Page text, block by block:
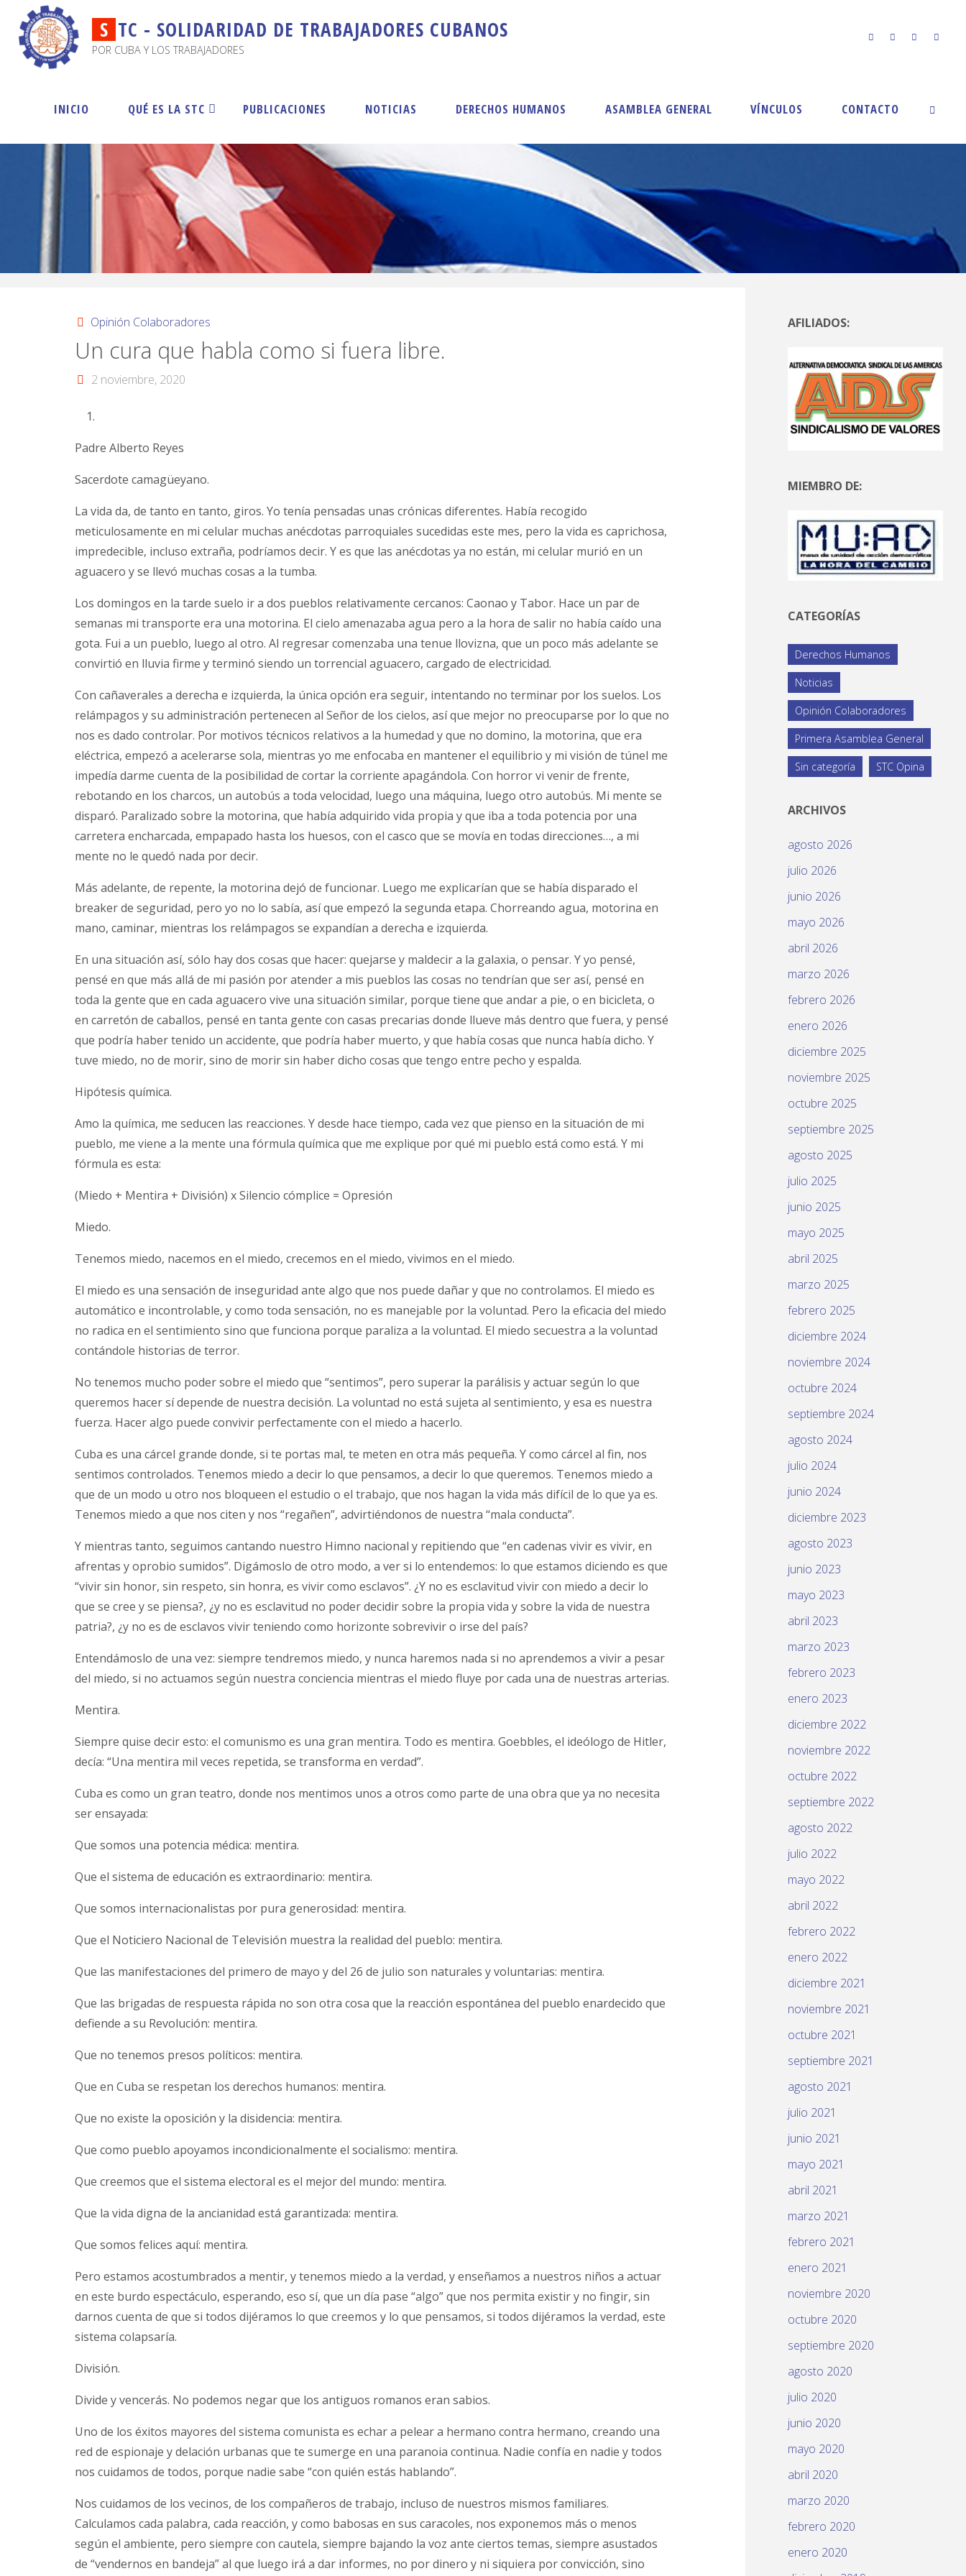
S TC - SOLIDARIDAD DE TRABAJADORES CUBANOS
POR CUBA Y LOS TRABAJADORES
INICIO QUÉ ES LA STC PUBLICACIONES NOTICIAS DERECHOS HUMANOS ASAMBLEA GENERAL VÍNCULOS CONTACTO
Opinión Colaboradores
Un cura que habla como si fuera libre.
2 noviembre, 2020
Padre Alberto Reyes
Sacerdote camagüeyano.
La vida da, de tanto en tanto, giros. Yo tenía pensadas unas crónicas diferentes. Había recogido
meticulosamente en mi celular muchas anécdotas parroquiales sucedidas este mes, pero la vida es caprichosa,
impredecible, incluso extraña, podríamos decir. Y es que las anécdotas ya no están, mi celular murió en un
aguacero y se llevó muchas cosas a la tumba.
Los domingos en la tarde suelo ir a dos pueblos relativamente cercanos: Caonao y Tabor. Hace un par de
semanas mi transporte era una motorina. El cielo amenazaba agua pero a la hora de salir no había caído una
gota. Fui a un pueblo, luego al otro. Al regresar comenzaba una tenue llovizna, que un poco más adelante se
convirtió en lluvia firme y terminó siendo un torrencial aguacero, cargado de electricidad.
Con cañaverales a derecha e izquierda, la única opción era seguir, intentando no terminar por los suelos. Los
relámpagos y su administración pertenecen al Señor de los cielos, así que mejor no preocuparse por lo que no
nos es dado controlar. Por motivos técnicos relativos a la humedad y que no domino, la motorina, que era
eléctrica, empezó a acelerarse sola, mientras yo me enfocaba en mantener el equilibrio y mi visión de túnel me
impedía darme cuenta de la posibilidad de cortar la corriente apagándola. Con horror vi venir de frente,
rebotando en los charcos, un autobús a toda velocidad, luego una máquina, luego otro autobús. Mi mente se
disparó. Paralizado sobre la motorina, que había adquirido vida propia y que iba a toda potencia por una
carretera encharcada, empapado hasta los huesos, con el casco que se movía en todas direcciones…, a mi
mente no le quedó nada por decir.
Más adelante, de repente, la motorina dejó de funcionar. Luego me explicarían que se había disparado el
breaker de seguridad, pero yo no lo sabía, así que empezó la segunda etapa. Chorreando agua, motorina en
mano, caminar, mientras los relámpagos se expandían a derecha e izquierda.
En una situación así, sólo hay dos cosas que hacer: quejarse y maldecir a la galaxia, o pensar. Y yo pensé,
pensé en que más allá de mi pasión por atender a mis pueblos las cosas no tendrían que ser así, pensé en
toda la gente que en cada aguacero vive una situación similar, porque tiene que andar a pie, o en bicicleta, o
en carretón de caballos, pensé en tanta gente con casas precarias donde llueve más dentro que fuera, y pensé
que podría haber tenido un accidente, que podría haber muerto, y que había cosas que nunca había dicho. Y
tuve miedo, no de morir, sino de morir sin haber dicho cosas que tengo entre pecho y espalda.
Hipótesis química.
Amo la química, me seducen las reacciones. Y desde hace tiempo, cada vez que pienso en la situación de mi
pueblo, me viene a la mente una fórmula química que me explique por qué mi pueblo está como está. Y mi
fórmula es esta:
(Miedo + Mentira + División) x Silencio cómplice = Opresión
Miedo.
Tenemos miedo, nacemos en el miedo, crecemos en el miedo, vivimos en el miedo.
El miedo es una sensación de inseguridad ante algo que nos puede dañar y que no controlamos. El miedo es
automático e incontrolable, y como toda sensación, no es manejable por la voluntad. Pero la eficacia del miedo
no radica en el sentimiento sino que funciona porque paraliza a la voluntad. El miedo secuestra a la voluntad
contándole historias de terror.
No tenemos mucho poder sobre el miedo que “sentimos”, pero superar la parálisis y actuar según lo que
queremos hacer sí depende de nuestra decisión. La voluntad no está sujeta al sentimiento, y esa es nuestra
fuerza. Hacer algo puede convivir perfectamente con el miedo a hacerlo.
Cuba es una cárcel grande donde, si te portas mal, te meten en otra más pequeña. Y como cárcel al fin, nos
sentimos controlados. Tenemos miedo a decir lo que pensamos, a decir lo que queremos. Tenemos miedo a
que de un modo u otro nos bloqueen el estudio o el trabajo, que nos hagan la vida más difícil de lo que ya es.
Tenemos miedo a que nos citen y nos “regañen”, advirtiéndonos de nuestra “mala conducta”.
Y mientras tanto, seguimos cantando nuestro Himno nacional y repitiendo que “en cadenas vivir es vivir, en
afrentas y oprobio sumidos”. Digámoslo de otro modo, a ver si lo entendemos: lo que estamos diciendo es que
“vivir sin honor, sin respeto, sin honra, es vivir como esclavos”. ¿Y no es esclavitud vivir con miedo a decir lo
que se cree y se piensa?, ¿y no es esclavitud no poder decidir sobre la propia vida y sobre la vida de nuestra
patria?, ¿y no es de esclavos vivir teniendo como horizonte sobrevivir o irse del país?
Entendámoslo de una vez: siempre tendremos miedo, y nunca haremos nada si no aprendemos a vivir a pesar
del miedo, si no actuamos según nuestra conciencia mientras el miedo fluye por cada una de nuestras arterias.
Mentira.
Siempre quise decir esto: el comunismo es una gran mentira. Todo es mentira. Goebbles, el ideólogo de Hitler,
decía: “Una mentira mil veces repetida, se transforma en verdad”.
Cuba es como un gran teatro, donde nos mentimos unos a otros como parte de una obra que ya no necesita
ser ensayada:
Que somos una potencia médica: mentira.
Que el sistema de educación es extraordinario: mentira.
Que somos internacionalistas por pura generosidad: mentira.
Que el Noticiero Nacional de Televisión muestra la realidad del pueblo: mentira.
Que las manifestaciones del primero de mayo y del 26 de julio son naturales y voluntarias: mentira.
Que las brigadas de respuesta rápida no son otra cosa que la reacción espontánea del pueblo enardecido que
defiende a su Revolución: mentira.
Que no tenemos presos políticos: mentira.
Que en Cuba se respetan los derechos humanos: mentira.
Que no existe la oposición y la disidencia: mentira.
Que como pueblo apoyamos incondicionalmente el socialismo: mentira.
Que creemos que el sistema electoral es el mejor del mundo: mentira.
Que la vida digna de la ancianidad está garantizada: mentira.
Que somos felices aquí: mentira.
Pero estamos acostumbrados a mentir, y tenemos miedo a la verdad, y enseñamos a nuestros niños a actuar
en este burdo espectáculo, esperando, eso sí, que un día pase “algo” que nos permita existir y no fingir, sin
darnos cuenta de que si todos dijéramos lo que creemos y lo que pensamos, si todos dijéramos la verdad, este
sistema colapsaría.
División.
Divide y vencerás. No podemos negar que los antiguos romanos eran sabios.
Uno de los éxitos mayores del sistema comunista es echar a pelear a hermano contra hermano, creando una
red de espionaje y delación urbanas que te sumerge en una paranoia continua. Nadie confía en nadie y todos
nos cuidamos de todos, porque nadie sabe “con quién estás hablando”.
Nos cuidamos de los vecinos, de los compañeros de trabajo, incluso de nuestros mismos familiares.
Calculamos cada palabra, cada reacción, y como babosas en sus caracoles, nos exponemos más o menos
según el ambiente, pero siempre con cautela, siempre bajando la voz ante ciertos temas, siempre asustados
de “vendernos en bandeja” al que luego irá a dar informes, no por dinero y ni siquiera por convicción, sino
AFILIADOS:
MIEMBRO DE:
CATEGORÍAS
Derechos Humanos
Noticias
Opinión Colaboradores
Primera Asamblea General
Sin categoría STC Opina
ARCHIVOS
agosto 2026
julio 2026
junio 2026
mayo 2026
abril 2026
marzo 2026
febrero 2026
enero 2026
diciembre 2025
noviembre 2025
octubre 2025
septiembre 2025
agosto 2025
julio 2025
junio 2025
mayo 2025
abril 2025
marzo 2025
febrero 2025
diciembre 2024
noviembre 2024
octubre 2024
septiembre 2024
agosto 2024
julio 2024
junio 2024
diciembre 2023
agosto 2023
junio 2023
mayo 2023
abril 2023
marzo 2023
febrero 2023
enero 2023
diciembre 2022
noviembre 2022
octubre 2022
septiembre 2022
agosto 2022
julio 2022
mayo 2022
abril 2022
febrero 2022
enero 2022
diciembre 2021
noviembre 2021
octubre 2021
septiembre 2021
agosto 2021
julio 2021
junio 2021
mayo 2021
abril 2021
marzo 2021
febrero 2021
enero 2021
noviembre 2020
octubre 2020
septiembre 2020
agosto 2020
julio 2020
junio 2020
mayo 2020
abril 2020
marzo 2020
febrero 2020
enero 2020